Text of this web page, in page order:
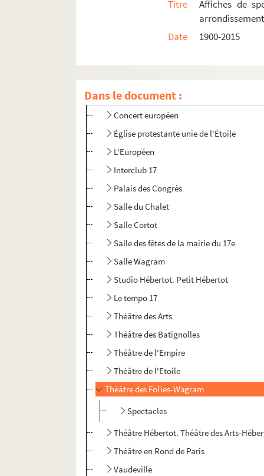
Titre
Affiches de
Date
1900-2015
Dans le document :
Les Ateliers Berthier
Centre d'animation La Jonquière
Comédie-Wagram
Concert européen
Église protestante unie de l'Étoile
L'Européen
Interclub 17
Palais des Congrès
Salle du Chalet
Salle Cortot
Salle des fêtes de la mairie du 17e
Salle Wagram
Studio Hébertot. Petit Hébertot
Le tempo 17
Théâtre des Arts
Théâtre des Batignolles
Théâtre de l'Empire
Théâtre de l'Etoile
Théâtre des Folies-Wagram
Spectacles
Théâtre Hébertot. Théâtre des Arts-
Théâtre en Rond de Paris
Vaudeville